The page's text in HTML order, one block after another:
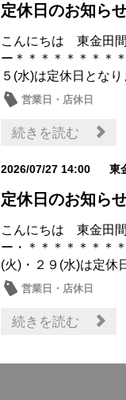
定休日のお知ら
こんにちは 東金田間
ー＊＊＊＊＊＊＊＊
５(水)は定休日とな
営業日・店休日
続きを読む
2026/07/27 14:00 東
定休日のお知ら
こんにちは 東金田
ー・＊＊＊＊＊＊＊
(火)・２９(水)は定休
営業日・店休日
続きを読む